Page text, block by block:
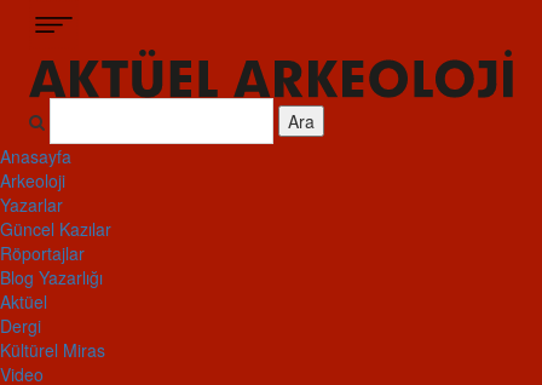
Ara
Anasayfa
Arkeoloji
Yazarlar
Güncel Kazılar
Röportajlar
Blog Yazarlığı
Aktüel
Dergi
Kültürel Miras
Video